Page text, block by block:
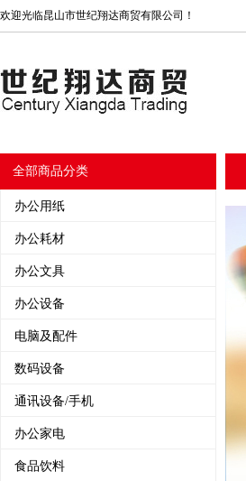
欢迎光临昆山市世纪翔达商贸有限公司！
全部商品分类
办公用纸
办公耗材
办公文具
办公设备
电脑及配件
数码设备
通讯设备/手机
办公家电
食品饮料